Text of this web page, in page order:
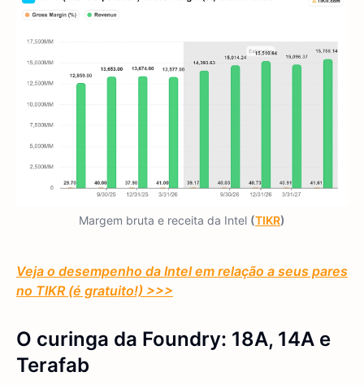
Margem bruta e receita da Intel (TIKR)
Veja o desempenho da Intel em relação a seus pares
no TIKR (é gratuito!) >>>
O curinga da Foundry: 18A, 14A e
Terafab